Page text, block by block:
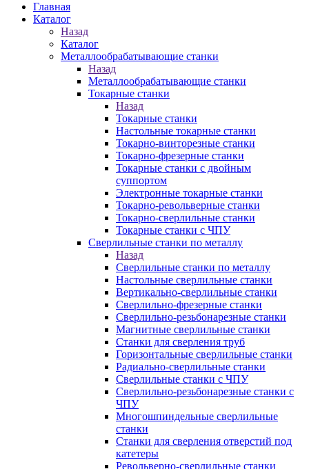
Главная
Каталог
Назад
Каталог
Металлообрабатывающие станки
Назад
Металлообрабатывающие станки
Токарные станки
Назад
Токарные станки
Настольные токарные станки
Токарно-винторезные станки
Токарно-фрезерные станки
Токарные станки с двойным
суппортом
Электронные токарные станки
Токарно-револьверные станки
Токарно-сверлильные станки
Токарные станки с ЧПУ
Сверлильные станки по металлу
Назад
Сверлильные станки по металлу
Настольные сверлильные станки
Вертикально-сверлильные станки
Сверлильно-фрезерные станки
Сверлильно-резьбонарезные станки
Магнитные сверлильные станки
Станки для сверления труб
Горизонтальные сверлильные станки
Радиально-сверлильные станки
Сверлильные станки с ЧПУ
Сверлильно-резьбонарезные станки с
ЧПУ
Многошпиндельные сверлильные
станки
Станки для сверления отверстий под
катетеры
Револьверно-сверлильные станки